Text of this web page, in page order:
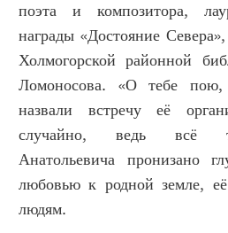
поэта и композитора,
награды «Достояние
Холмогорской районной
Ломоносова. «О тебе
назвали встречу её
случайно, ведь всё
Анатольевича пронизано
любовью к родной земле,
людям.